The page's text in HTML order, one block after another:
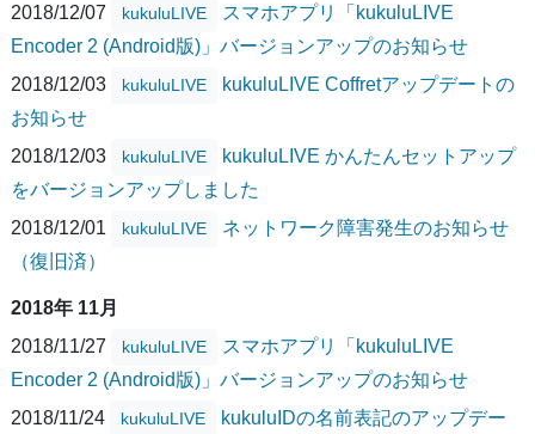
2018/12/07
kukuluLIVE
スマホアプリ「kukuluLIVE
Encoder 2 (Android版)」バージョンアップのお知らせ
2018/12/03
kukuluLIVE
kukuluLIVE Coffretアップデートの
お知らせ
2018/12/03
kukuluLIVE
kukuluLIVE かんたんセットアップ
をバージョンアップしました
2018/12/01
kukuluLIVE
ネットワーク障害発生のお知らせ
（復旧済）
2018年 11月
2018/11/27
kukuluLIVE
スマホアプリ「kukuluLIVE
Encoder 2 (Android版)」バージョンアップのお知らせ
2018/11/24
kukuluLIVE
kukuluIDの名前表記のアップデー